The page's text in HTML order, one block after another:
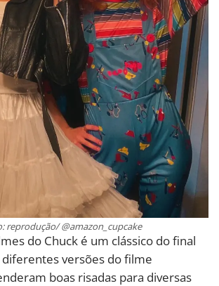
reprodução/ @amazon_cupcake
do Chuck é um clássico do final
diferentes versões do filme
boas risadas para diversas